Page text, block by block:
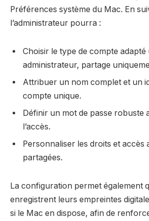
Préférences système du Mac. En
l’administrateur pourra :
Choisir le type de compte adapté
administrateur, partage
Attribuer un nom complet et un
compte unique.
Définir un mot de passe robuste
l’accès.
Personnaliser les droits et accès
partagées.
La configuration permet également
enregistrent leurs empreintes
si le Mac en dispose, afin de